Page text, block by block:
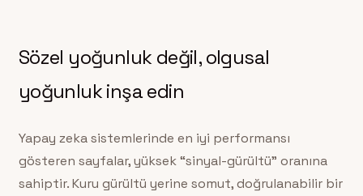
Sözel yoğunluk değil, olgusal
yoğunluk inşa edin
Yapay zeka sistemlerinde en iyi performansı
gösteren sayfalar, yüksek “sinyal-gürültü” oranına
sahiptir. Kuru gürültü yerine somut, doğrulanabilir bir